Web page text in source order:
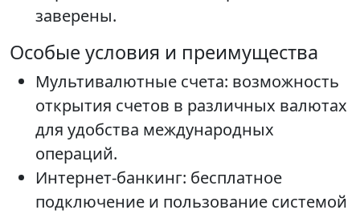
заверены.
Особые условия и преимущества
Мультивалютные счета: возможность
открытия счетов в различных валютах
для удобства международных
операций.
Интернет-банкинг: бесплатное
подключение и пользование системой